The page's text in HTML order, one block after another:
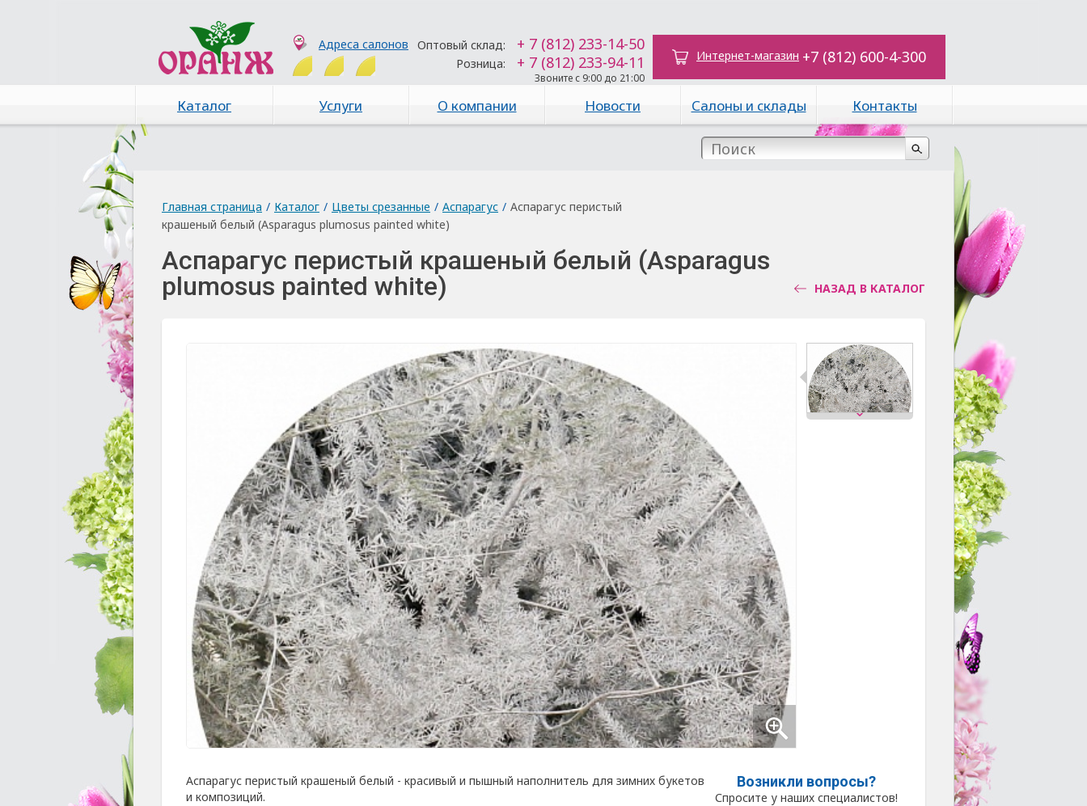
Адреса салонов Оптовый склад: + 7 (812) 233-14-50
Розница: + 7 (812) 233-94-11
Звоните с 9:00 до 21:00
Интернет-магазин +7 (812) 600-4-300
Каталог Услуги О компании Новости Салоны и склады Контакты
Главная страница / Каталог / Цветы срезанные / Аспарагус / Аспарагус перистый
крашеный белый (Asparagus plumosus painted white)
Аспарагус перистый крашеный белый (Asparagus
plumosus painted white)
НАЗАД В КАТАЛОГ
Аспарагус перистый крашеный белый - красивый и пышный наполнитель для зимних букетов
и композиций.
Возникли вопросы?
Спросите у наших специалистов!